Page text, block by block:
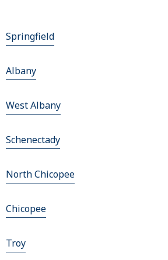
Springfield
Albany
West Albany
Schenectady
North Chicopee
Chicopee
Troy